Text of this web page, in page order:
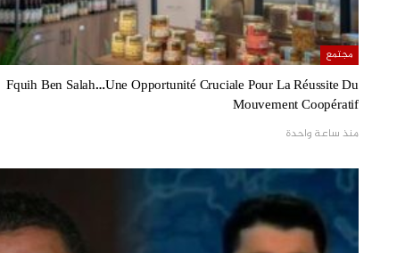
مجتمع
Fquih Ben Salah…Une Opportunité Cruciale Pour La Réussite Du
Mouvement Coopératif
منذ ساعة واحدة